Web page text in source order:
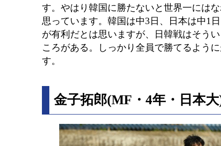
す。やはり韓国に勝たないと世界一には
思っています。韓国は中3日、日本は中1
が有利だとは思いますが、日韓戦はそう
ころがある。しっかり全員で勝てるよう
す。
金子拓郎(MF・4年・日本